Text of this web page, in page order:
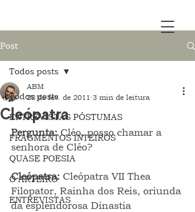
Post
Todos posts
ENTREVISTAS PÓSTUMAS
FRAGMENTOS INTEIROS
QUASE POESIA
O ARTEIRO
ENTREVISTAS
Todos posts
Cleópatra
ABM
28 de fev. de 2011 3 min de leitura
Pergunta: Cléo, posso chamar a
senhora de Cléo?
Cleópatra: Cleópatra VII Thea
Filopator, Rainha dos Reis, oriunda
da esplendorosa Dinastia